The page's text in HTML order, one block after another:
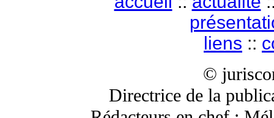
liens ::
©
Directrice de la